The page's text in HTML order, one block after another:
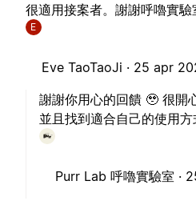
很適用接案者。謝謝呼嚕實驗
E
Eve TaoTaoJi · 25 apr
謝謝你用心的回饋 🥹 很開
並且找到適合自己的使用方
Purr Lab 呼嚕實驗室 ·